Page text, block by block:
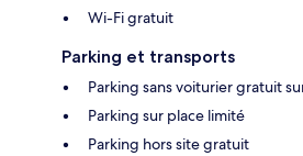
Wi-Fi gratuit
Parking et transports
Parking sans voiturier gratuit
Parking sur place limité
Parking hors site gratuit